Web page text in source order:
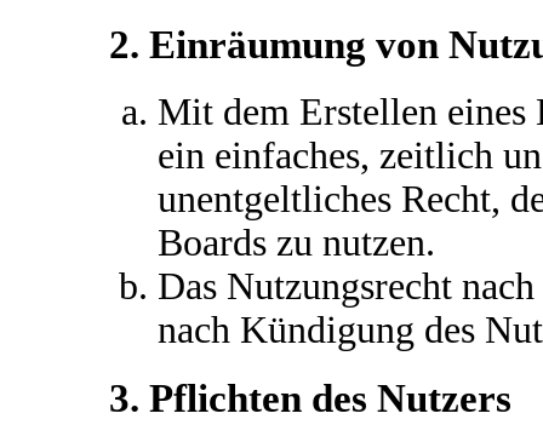
2. Einräumung von
Mit dem Erstellen eines
ein einfaches, zeitlich
unentgeltliches Recht,
Boards zu nutzen.
Das Nutzungsrecht
nach Kündigung des
3. Pflichten des Nutzers